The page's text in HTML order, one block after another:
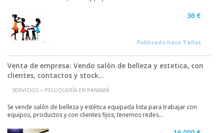
36 €
Publicado hace 7 años
Venta de empresa: Vendo salòn de belleza y estetica, con
clientes, contactos y stock...
SERVICIOS > PELUQUERÍA EN PANAMÁ
Se vende salón de belleza y estética equipada lista para trabajar con
equipos, productos y con clientes fijos, tenemos redes...